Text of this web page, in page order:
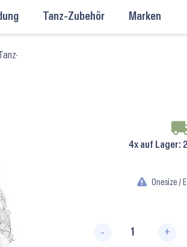
Tanz-Zubehör Marken
Zubehör
4x auf Lager:
Onesize /
-
Hair Styling
+